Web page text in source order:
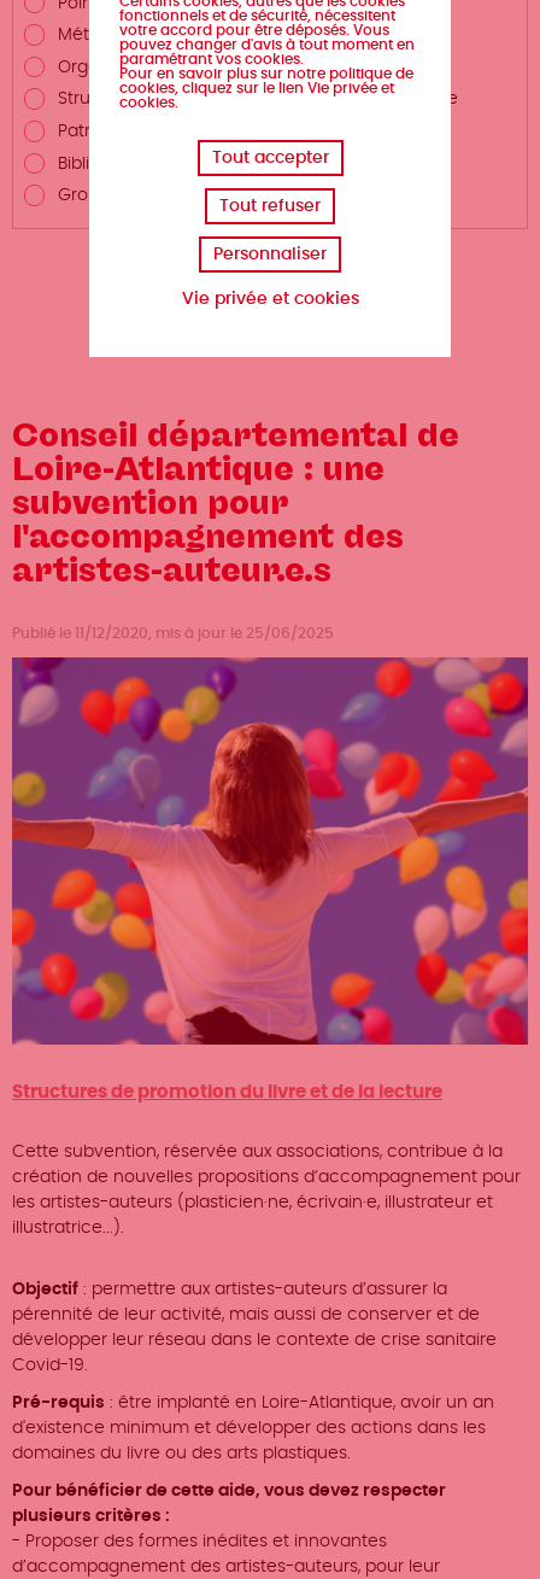
Métiers autour du livre
Organismes de formation
Structures de promotion du livre et de la lecture
Patrimoine écrit
Bibliothèques et centres de documentation
Groupements professionnels
Conseil départemental de
Loire-Atlantique : une
subvention pour
l'accompagnement des
artistes-auteur.e.s
Publié le 11/12/2020, mis à jour le 25/06/2025
Métiers
Structures de promotion du livre et de la lecture
Cette subvention, réservée aux associations, contribue à la
création de nouvelles propositions d’accompagnement pour
les artistes-auteurs (plasticien·ne, écrivain·e, illustrateur et
illustratrice...).
Objectif : permettre aux artistes-auteurs d’assurer la
pérennité de leur activité, mais aussi de conserver et de
développer leur réseau dans le contexte de crise sanitaire
Covid-19.
Pré-requis : être implanté en Loire-Atlantique, avoir un an
d'existence minimum et développer des actions dans les
domaines du livre ou des arts plastiques.
Pour bénéficier de cette aide, vous devez respecter
plusieurs critères :
- Proposer des formes inédites et innovantes
d’accompagnement des artistes-auteurs, pour leur
fonctionnels et de sécurité, nécessitent
votre accord pour être déposés. Vous
pouvez changer d'avis à tout moment en
paramétrant vos cookies.
Pour en savoir plus sur notre politique de
cookies, cliquez sur le lien Vie privée et
cookies.
Tout accepter
Tout refuser
Personnaliser
Vie privée et cookies